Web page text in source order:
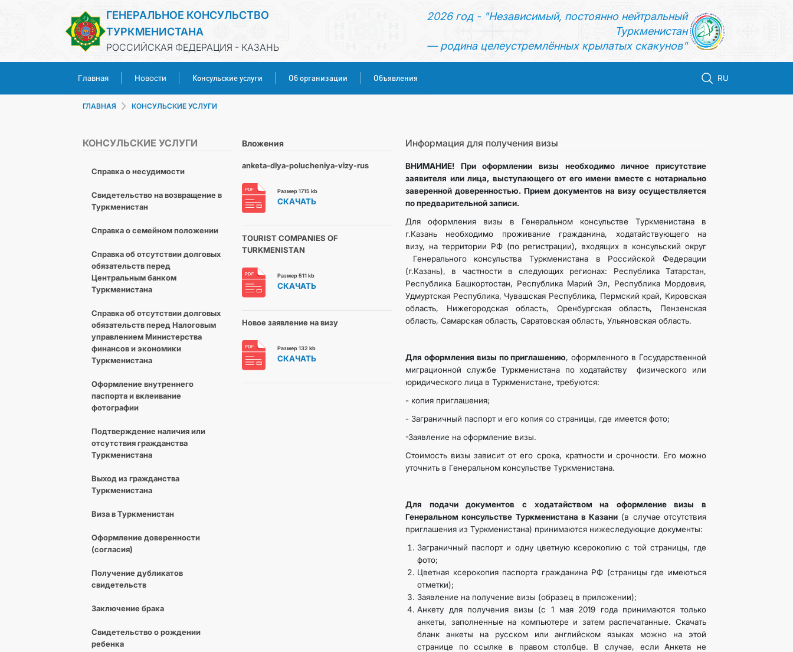
ГЕНЕРАЛЬНОЕ КОНСУЛЬСТВО
ТУРКМЕНИСТАНА
РОССИЙСКАЯ ФЕДЕРАЦИЯ - КАЗАНЬ
2026 год - "Независимый, постоянно нейтральный
Туркменистан
— родина целеустремлённых крылатых скакунов"
Главная Новости Консульские услуги Об организации Объявления RU
НОВОСТИ
ОБ ОРГАНИЗАЦИИ
ОБЪЯВЛЕНИЯ
ГЛАВНАЯ КОНСУЛЬСКИЕ УСЛУГИ
КОНСУЛЬСКИЕ УСЛУГИ
Справка о несудимости
Свидетельство на возвращение в
Туркменистан
Справка о семейном положении
Cправка об отсутствии долговых
обязательств перед
Центральным банком
Туркменистана
Справка об отсутствии долговых
обязательств перед Налоговым
управлением Министерства
финансов и экономики
Туркменистана
Оформление внутреннего
паспорта и вклеивание
фотографии
Подтверждение наличия или
отсутствия гражданства
Туркменистана
Выход из гражданства
Туркменистана
Виза в Туркменистан
Оформление доверенности
(согласия)
Получение дубликатов
свидетельств
Заключение брака
Свидетельство о рождении
ребенка
Информация для получения визы
ВНИМАНИЕ! При оформлении визы необходимо личное присутствие
заявителя или лица, выступающего от его имени вместе с нотариально
заверенной доверенностью. Прием документов на визу осуществляется
по предварительной записи.
Для оформления визы в Генеральном консульстве Туркменистана в
г.Казань необходимо проживание гражданина, ходатайствующего на
визу, на территории РФ (по регистрации), входящих в консульский округ
Генерального консульства Туркменистана в Российской Федерации
(г.Казань), в частности в следующих регионах: Республика Татарстан,
Республика Башкортостан, Республика Марий Эл, Республика Мордовия,
Удмуртская Республика, Чувашская Республика, Пермский край, Кировская
область, Нижегородская область, Оренбургская область, Пензенская
область, Самарская область, Саратовская область, Ульяновская область.
Для оформления визы по приглашению, оформленного в Государственной
миграционной службе Туркменистана по ходатайству физического или
юридического лица в Туркменистане, требуются:
- копия приглашения;
- Заграничный паспорт и его копия со страницы, где имеется фото;
-Заявление на оформление визы.
Стоимость визы зависит от его срока, кратности и срочности. Его можно
уточнить в Генеральном консульстве Туркменистана.
Для подачи документов с ходатайством на оформление визы в
Генеральном консульстве Туркменистана в Казани (в случае отсутствия
приглашения из Туркменистана) принимаются нижеследующие документы:
Заграничный паспорт и одну цветную ксерокопию с той страницы, где
фото;
Цветная ксерокопия паспорта гражданина РФ (страницы где имеються
отметки);
Заявление на получение визы (образец в приложении);
Анкету для получения визы (c 1 мая 2019 года принимаются только
анкеты, заполненные на компьютере и затем распечатанные. Скачать
бланк анкеты на русском или английском языках можно на этой
странице по ссылке в правом столбце. В случае, если Анкета не
Вложения
anketa-dlya-polucheniya-vizy-rus
Размер 1715 kb
СКАЧАТЬ
TOURIST COMPANIES OF
TURKMENISTAN
Размер 511 kb
СКАЧАТЬ
Новое заявление на визу
Размер 132 kb
СКАЧАТЬ